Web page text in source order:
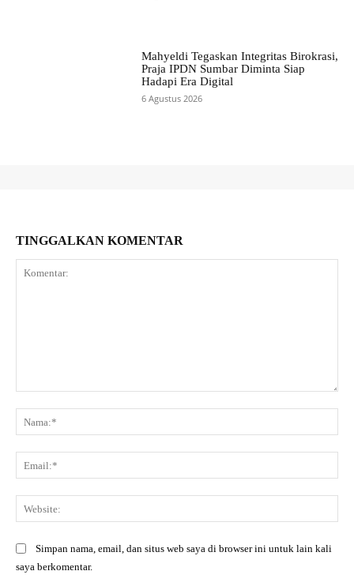
Mahyeldi Tegaskan Integritas Birokrasi,
Praja IPDN Sumbar Diminta Siap
Hadapi Era Digital
6 Agustus 2026
TINGGALKAN KOMENTAR
Simpan nama, email, dan situs web saya di browser ini untuk lain kali
saya berkomentar.